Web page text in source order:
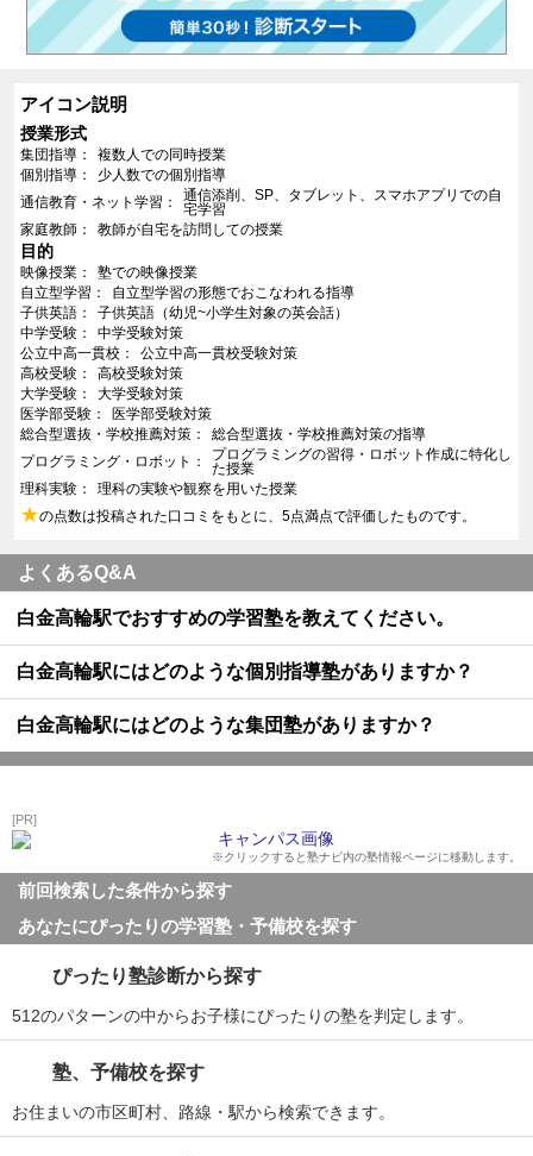
アイコン説明
授業形式
集団指導
複数人での同時授業
個別指導
少人数での個別指導
通信教育・ネット学習
通信添削、SP、タブレット、スマホアプリでの自
宅学習
家庭教師
教師が自宅を訪問しての授業
目的
映像授業
塾での映像授業
自立型学習
自立型学習の形態でおこなわれる指導
子供英語
子供英語（幼児~小学生対象の英会話）
中学受験
中学受験対策
公立中高一貫校
公立中高一貫校受験対策
高校受験
高校受験対策
大学受験
大学受験対策
医学部受験
医学部受験対策
総合型選抜・学校推薦対策
総合型選抜・学校推薦対策の指導
プログラミング・ロボット
プログラミングの習得・ロボット作成に特化し
た授業
理科実験
理科の実験や観察を用いた授業
★の点数は投稿された口コミをもとに、5点満点で評価したものです。
よくあるQ&A
白金高輪駅でおすすめの学習塾を教えてください。
白金高輪駅にはどのような個別指導塾がありますか？
白金高輪駅にはどのような集団塾がありますか？
[PR]
※クリックすると塾ナビ内の塾情報ページに移動します。
前回検索した条件から探す
あなたにぴったりの学習塾・予備校を探す
ぴったり塾診断から探す
512のパターンの中からお子様にぴったりの塾を判定します。
塾、予備校を探す
お住まいの市区町村、路線・駅から検索できます。